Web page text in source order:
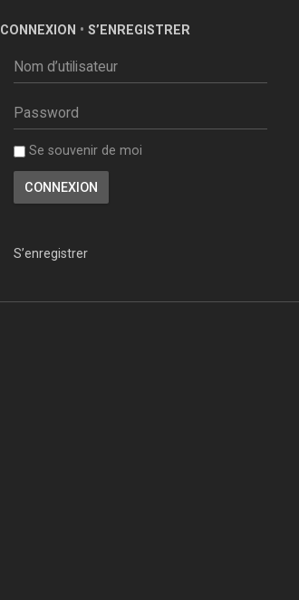
CONNEXION • S’ENREGISTRER
Se souvenir de moi
S’enregistrer